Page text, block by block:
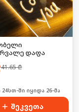
დაფა
41.65₾
ში იყიდა 26-მა
შეკვეთა